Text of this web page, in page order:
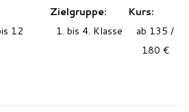
Zielgruppe:
Kurs:
12 1. bis 4. Klasse
ab 135 /
180 €